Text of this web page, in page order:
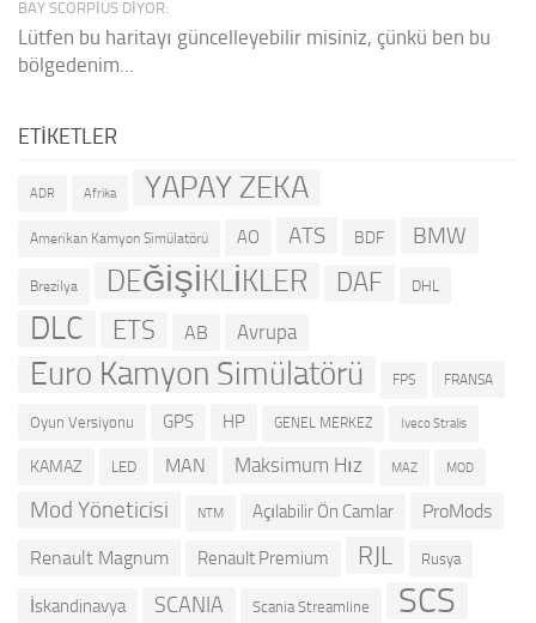
BAY SCORPIUS DIYOR:
Lütfen bu haritayı güncelleyebilir misiniz, çünkü ben bu
bölgedenim...
ETIKETLER
ADR Afrika YAPAY ZEKA
Amerikan Kamyon Simülatörü AO ATS BDF BMW
Brezilya DEĞİŞİKLİKLER DAF DHL
DLC ETS AB Avrupa
Euro Kamyon Simülatörü FPS FRANSA
Oyun Versiyonu GPS HP GENEL MERKEZ Iveco Stralis
KAMAZ LED MAN Maksimum Hız MAZ MOD
Mod Yöneticisi NTM Açılabilir Ön Camlar ProMods
Renault Magnum Renault Premium RJL Rusya
İskandinavya SCANIA Scania Streamline SCS